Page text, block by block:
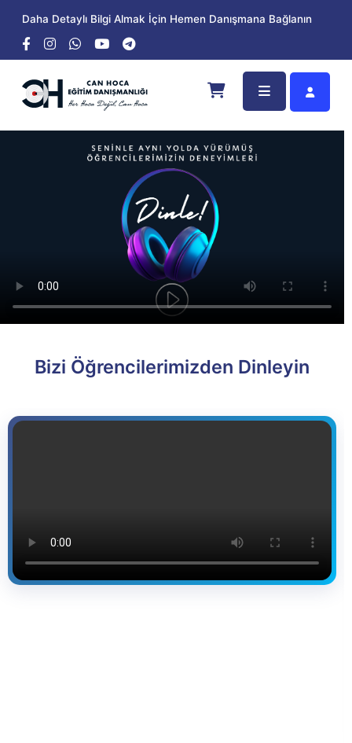
Daha Detaylı Bilgi Almak İçin Hemen Danışmana Bağlanın
Bizi Öğrencilerimizden Dinleyin